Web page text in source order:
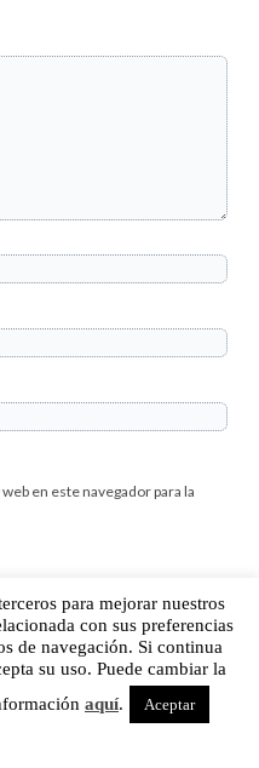
en este navegador para la
Aviso legal |Contacto
los derechos reservados
para mejorar nuestros
con sus preferencias
de navegación. Si continua
su uso. Puede cambiar la
aquí. Aceptar